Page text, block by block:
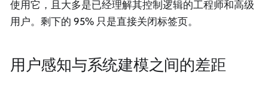
使用它，且大多是已经理解其控制逻辑的工程师和高级
用户。剩下的 95% 只是直接关闭标签页。
用户感知与系统建模之间的差距